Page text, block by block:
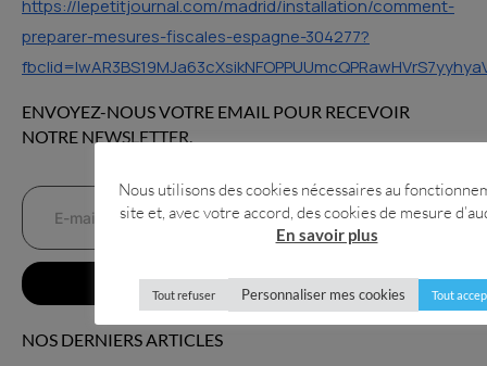
https://lepetitjournal.com/madrid/installation/comment-
preparer-mesures-fiscales-espagne-304277?
ENVOYEZ-NOUS VOTRE EMAIL POUR RECEVOIR
NOTRE NEWSLETTER.
Envoyer
NOS DERNIERS ARTICLES
Nous utilisons des cookies nécessaires au
site et, avec votre accord, des cookies de mesure
En savoir plus
Tout refuser Personnaliser mes cookies Tout